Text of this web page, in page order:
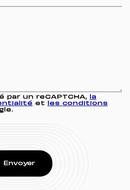
un reCAPTCHA,
la
et
les conditions